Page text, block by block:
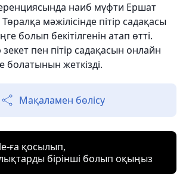
наиб мүфти Ершат
мәжілісінде пітір садақасы
болып бекітілгенін атап өтті.
пен пітір садақасын онлайн
болатынын жеткізді.
Мақаламен бөлісу
ға қосылып,
бірінші болып оқыңыз